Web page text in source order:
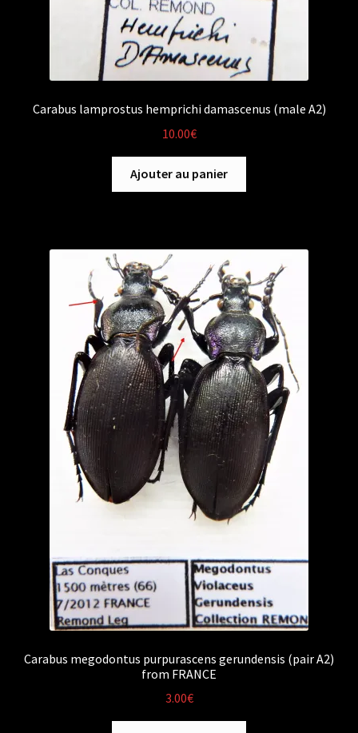
Carabus lamprostus hemprichi damascenus (male A2)
10.00€
Ajouter au panier
Carabus megodontus purpurascens gerundensis (pair A2)
from FRANCE
3.00€